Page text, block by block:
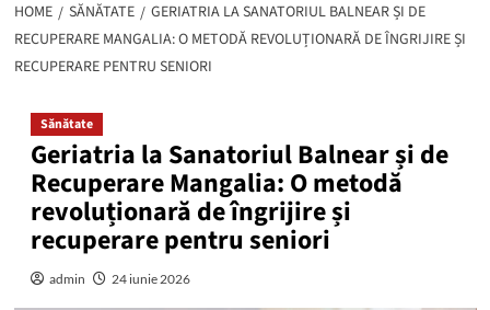
HOME SĂNĂTATE
GERIATRIA LA SANATORIUL BALNEAR ȘI DE
RECUPERARE MANGALIA: O METODĂ REVOLUȚIONARĂ DE ÎNGRIJIRE ȘI
RECUPERARE PENTRU SENIORI
Sănătate
Geriatria la Sanatoriul Balnear și de
Recuperare Mangalia: O metodă
revoluționară de îngrijire și
recuperare pentru seniori
admin 24 iunie 2026